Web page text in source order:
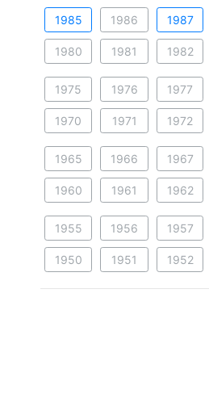
1985 1986 1987
1980 1981 1982
1975 1976 1977
1970 1971 1972
1965 1966 1967
1960 1961 1962
1955 1956 1957
1950 1951 1952